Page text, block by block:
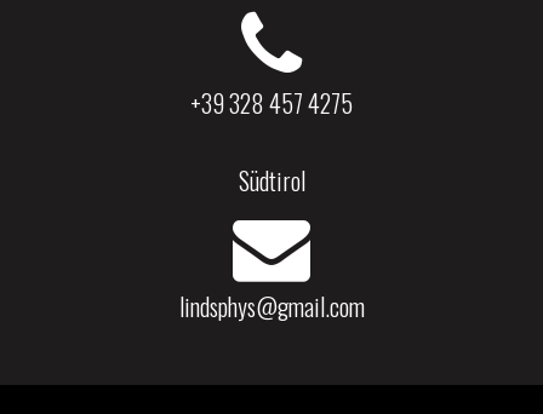
+39 328 457 4275
Südtirol
lindsphys@gmail.com